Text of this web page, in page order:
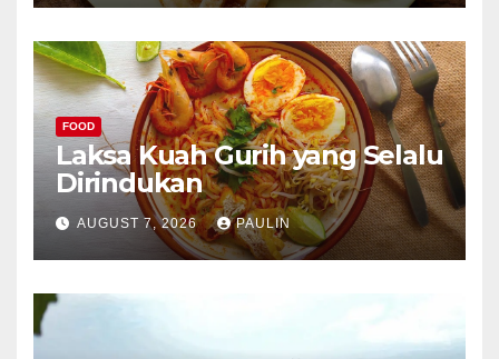
FOOD
Laksa Kuah Gurih yang Selalu
Dirindukan
AUGUST 7, 2026 PAULIN